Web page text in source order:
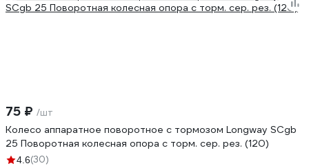
75 ₽ /шт
Колесо аппаратное поворотное с тормозом Longway SCgb
25 Поворотная колесная опора с торм. сер. рез. (120)
4.6(30)